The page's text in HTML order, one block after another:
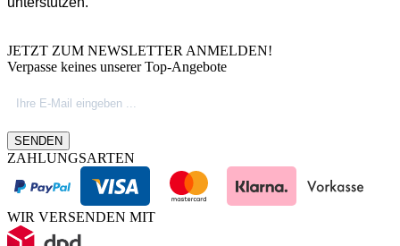
JETZT ZUM NEWSLETTER ANMELDEN!
Verpasse keines unserer Top-Angebote
SENDEN
ZAHLUNGSARTEN
WIR VERSENDEN MIT